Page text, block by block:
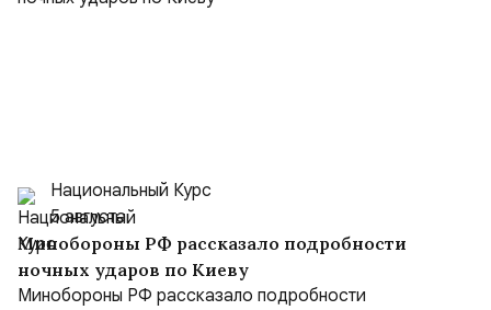
Национальный Курс
5 августа
Минобороны РФ рассказало подробности
ночных ударов по Киеву
Минобороны РФ рассказало подробности